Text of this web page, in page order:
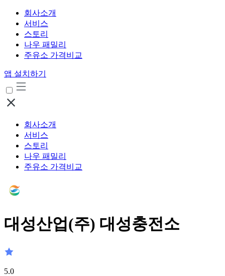
회사소개
서비스
스토리
나우 패밀리
주유소 가격비교
앱 설치하기
회사소개
서비스
스토리
나우 패밀리
주유소 가격비교
대성산업(주) 대성충전소
5.0